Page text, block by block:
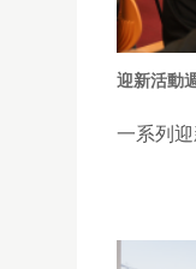
迎新活動
一系列